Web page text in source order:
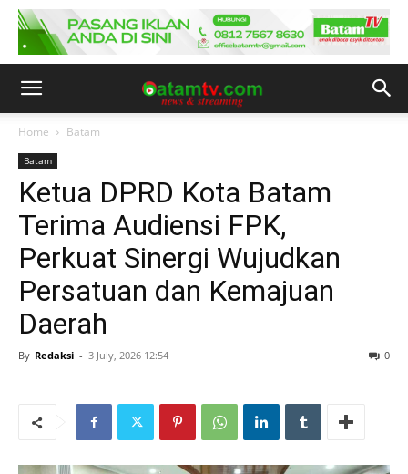
Home Batam
Batam
Ketua DPRD Kota Batam
Terima Audiensi FPK,
Perkuat Sinergi Wujudkan
Persatuan dan Kemajuan
Daerah
By Redaksi - 3 July, 2026 12:54 0